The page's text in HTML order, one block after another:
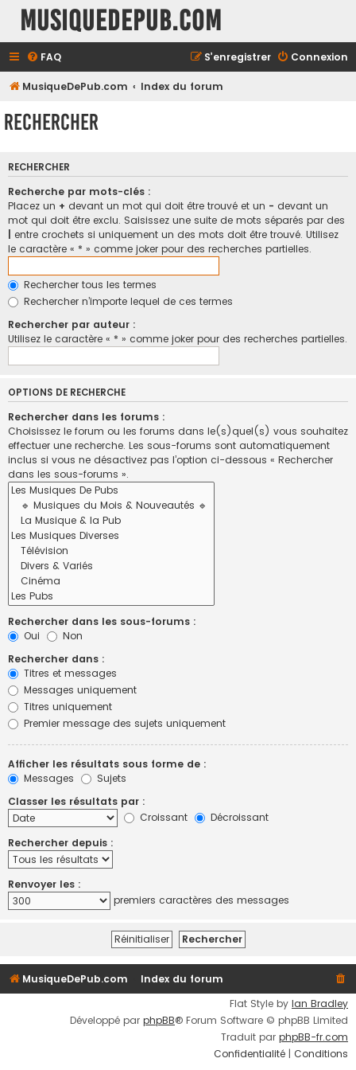
MusiqueDePub.com
FAQ Connexion
S’enregistrer
MusiqueDePub.com Index du forum
Rechercher
RECHERCHER
Recherche par mots-clés :
Placez un + devant un mot qui doit être trouvé et un - devant un
mot qui doit être exclu. Saisissez une suite de mots séparés par des
entre crochets si uniquement un des mots doit être trouvé. Utilisez
le caractère « * » comme joker pour des recherches partielles.
Rechercher tous les termes
Rechercher n’importe lequel de ces termes
Rechercher par auteur :
Utilisez le caractère « * » comme joker pour des recherches partielles.
OPTIONS DE RECHERCHE
Rechercher dans les forums :
Choisissez le forum ou les forums dans le(s)quel(s) vous souhaitez
effectuer une recherche. Les sous-forums sont automatiquement
inclus si vous ne désactivez pas l’option ci-dessous « Rechercher
dans les sous-forums ».
Rechercher dans les sous-forums :
Oui
Non
Rechercher dans :
Titres et messages
Messages uniquement
Titres uniquement
Premier message des sujets uniquement
Afficher les résultats sous forme de :
Messages
Sujets
Classer les résultats par :
Croissant
Décroissant
Rechercher depuis :
Renvoyer les :
premiers caractères des messages
MusiqueDePub.com
Index du forum
Flat Style by Ian Bradley
Développé par phpBB® Forum Software © phpBB Limited
Traduit par phpBB-fr.com
Confidentialité | Conditions